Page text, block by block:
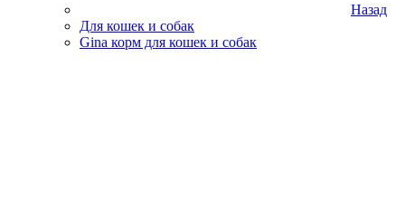
Назад
Для кошек и собак
Gina корм для кошек и собак